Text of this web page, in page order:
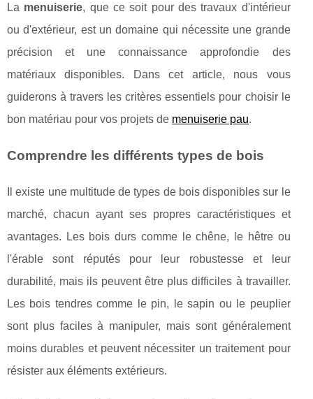
La menuiserie, que ce soit pour des travaux d'intérieur
ou d'extérieur, est un domaine qui nécessite une grande
précision et une connaissance approfondie des
matériaux disponibles. Dans cet article, nous vous
guiderons à travers les critères essentiels pour choisir le
bon matériau pour vos projets de menuiserie pau.
Comprendre les différents types de bois
Il existe une multitude de types de bois disponibles sur le
marché, chacun ayant ses propres caractéristiques et
avantages. Les bois durs comme le chêne, le hêtre ou
l'érable sont réputés pour leur robustesse et leur
durabilité, mais ils peuvent être plus difficiles à travailler.
Les bois tendres comme le pin, le sapin ou le peuplier
sont plus faciles à manipuler, mais sont généralement
moins durables et peuvent nécessiter un traitement pour
résister aux éléments extérieurs.